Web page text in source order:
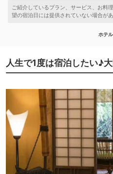
ホテ
人生で1度は宿泊したい♪